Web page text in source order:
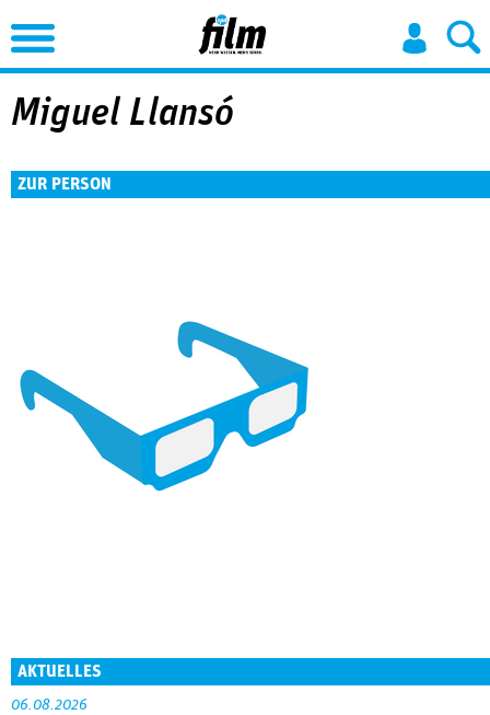
Jump to Navigation
Miguel Llansó
ZUR PERSON
AKTUELLES
06.08.2026